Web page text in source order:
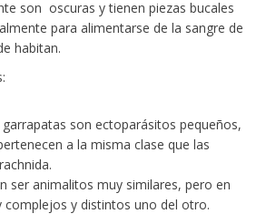
son oscuras y tienen piezas bucales
para alimentarse de la sangre de
habitan.
son ectoparásitos pequeños,
a la misma clase que las
ser animalitos muy similares, pero en
complejos y distintos uno del otro.